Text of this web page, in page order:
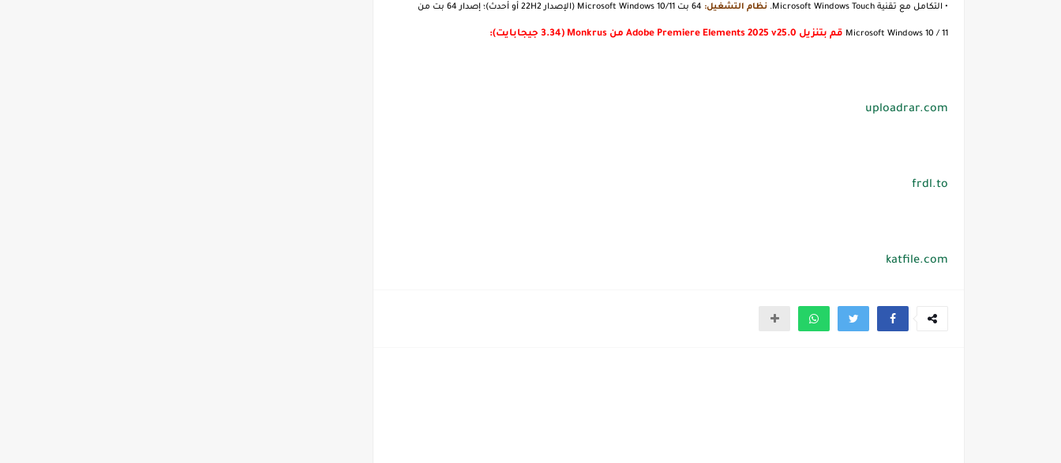
• التكامل مع تقنية Microsoft Windows Touch. نظام التشغيل: 64 بت Microsoft Windows 10/11 (الإصدار 22H2 أو أحدث)؛ إصدار 64 بت من
Microsoft Windows 10 / 11 قم بتنزيل Adobe Premiere Elements 2025 v25.0 من Monkrus (3.34 جيجابايت):
uploadrar.com
frdl.to
katfile.com